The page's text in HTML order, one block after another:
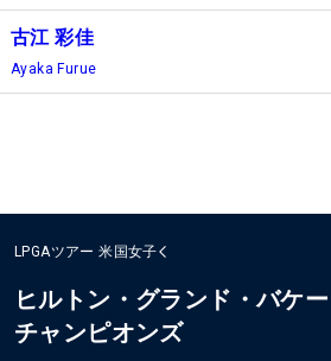
古江 彩佳
Ayaka Furue
LPGAツアー 米国女子
ヒルトン・グランド・バケ
チャンピオンズ